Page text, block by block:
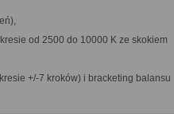
od 2500 do 10000 K ze skokiem
+/-7 kroków) i bracketing balansu